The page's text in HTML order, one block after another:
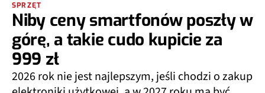
SPRZĘT
Niby ceny smartfonów poszły w
górę, a takie cudo kupicie za
999 zł
2026 rok nie jest najlepszym, jeśli chodzi o zakup